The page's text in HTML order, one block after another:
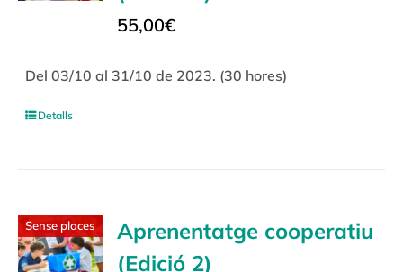
55,00€
Del 03/10 al 31/10 de 2023. (30 hores)
Detalls
Sense places
Aprenentatge cooperatiu
(Edició 2)